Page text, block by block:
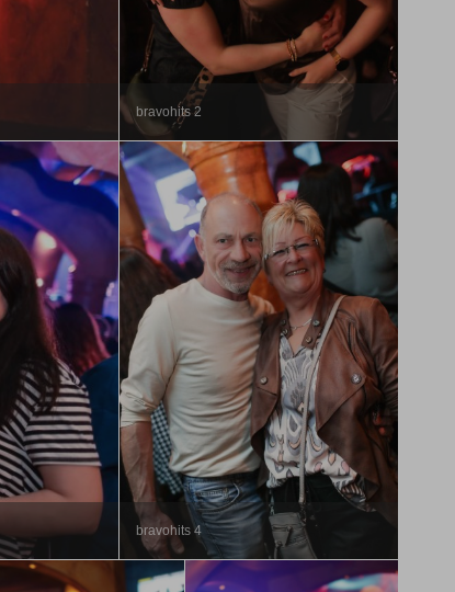
bravohits 2
bravohits 4